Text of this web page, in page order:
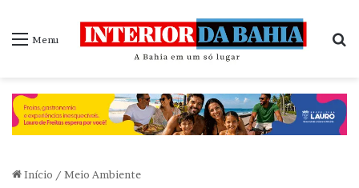
Menu
Início / Meio Ambiente